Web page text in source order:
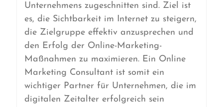
Unternehmens zugeschnitten sind. Ziel ist
es, die Sichtbarkeit im Internet zu steigern,
die Zielgruppe effektiv anzusprechen und
den Erfolg der Online-Marketing-
Maßnahmen zu maximieren. Ein Online
Marketing Consultant ist somit ein
wichtiger Partner für Unternehmen, die im
digitalen Zeitalter erfolgreich sein